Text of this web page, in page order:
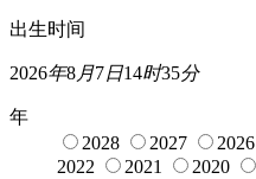
出生时间
2026年8月7日14时35分
年
2028
2027 2026
2022
2021 2020